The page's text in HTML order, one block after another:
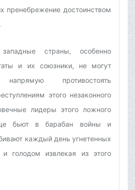
пренебрежение достоинством
страны, особенно
и их союзники, не могут
противостоять
этого незаконного
лидеры этого ложного
бьют в барабан войны и
каждый день угнетенных
голодом извлекая из этого